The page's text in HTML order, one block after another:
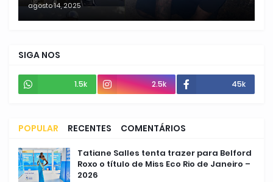
agosto 14, 2025
SIGA NOS
1.5k 2.5k 45k
POPULAR RECENTES COMENTÁRIOS
Tatiane Salles tenta trazer para Belford
Roxo o título de Miss Eco Rio de Janeiro –
2026